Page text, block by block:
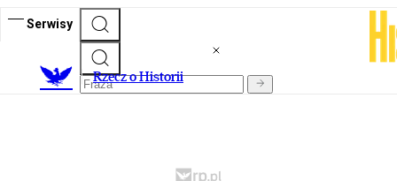
Serwisy
Rzecz o Historii